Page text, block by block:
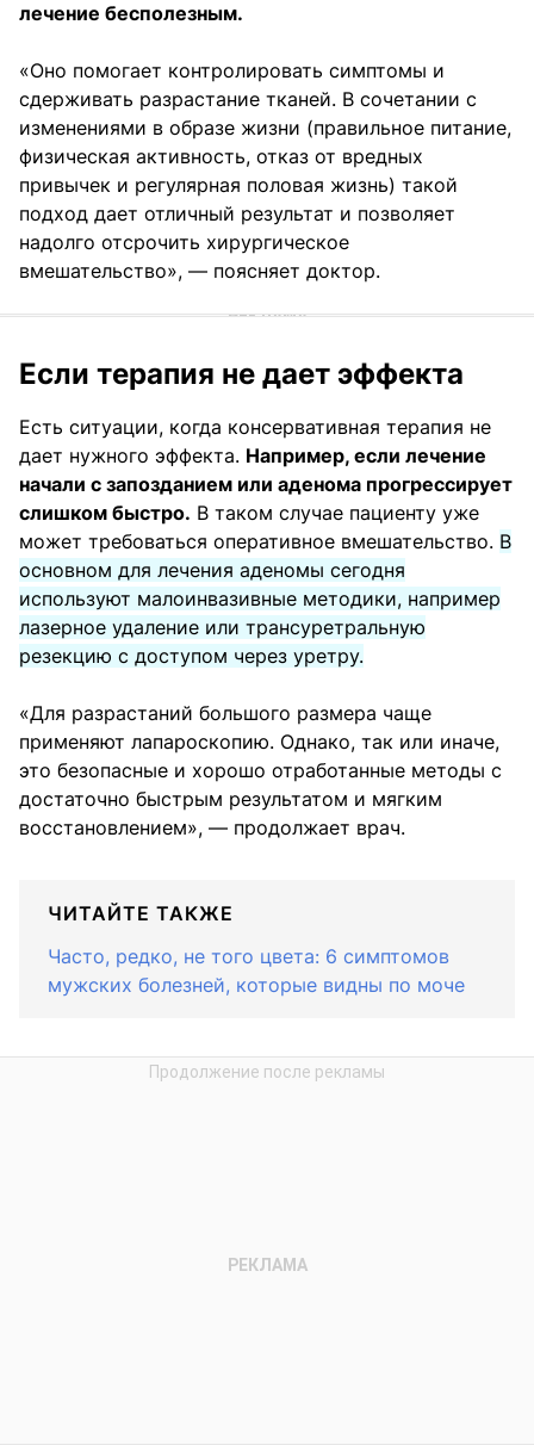
лечение бесполезным.
«Оно помогает контролировать симптомы и
сдерживать разрастание тканей. В сочетании с
изменениями в образе жизни (правильное питание,
физическая активность, отказ от вредных
привычек и регулярная половая жизнь) такой
подход дает отличный результат и позволяет
надолго отсрочить хирургическое
вмешательство», — поясняет доктор.
Если терапия не дает эффекта
Есть ситуации, когда консервативная терапия не
дает нужного эффекта. Например, если лечение
начали с запозданием или аденома прогрессирует
слишком быстро. В таком случае пациенту уже
может требоваться оперативное вмешательство. В
основном для лечения аденомы сегодня
используют малоинвазивные методики, например
лазерное удаление или трансуретральную
резекцию с доступом через уретру.
«Для разрастаний большого размера чаще
применяют лапароскопию. Однако, так или иначе,
это безопасные и хорошо отработанные методы с
достаточно быстрым результатом и мягким
восстановлением», — продолжает врач.
ЧИТАЙТЕ ТАКЖЕ
Часто, редко, не того цвета: 6 симптомов
мужских болезней, которые видны по моче